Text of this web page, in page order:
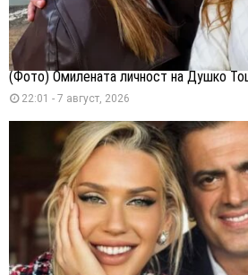
(Фото) Омилената личност на Душко
22:01 - 7 август, 2026